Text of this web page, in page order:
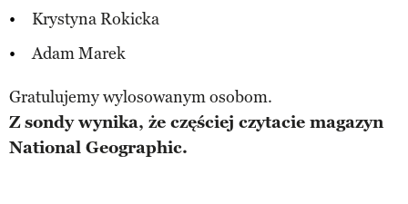
Krystyna Rokicka
Adam Marek
Gratulujemy wylosowanym osobom.
Z sondy wynika, że częściej czytacie magazyn
National Geographic.